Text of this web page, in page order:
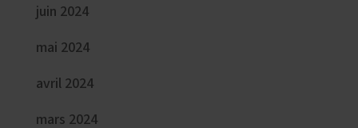
juin 2024
mai 2024
avril 2024
mars 2024